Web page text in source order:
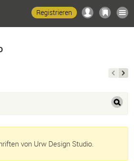
Registrieren
von Urw Design Studio.